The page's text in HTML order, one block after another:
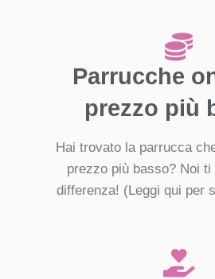
Parrucche
prezzo più
Hai trovato la parrucca
prezzo più basso? Noi
differenza! (Leggi qui per